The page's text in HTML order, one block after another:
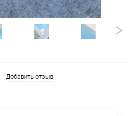
Добавить отзыв